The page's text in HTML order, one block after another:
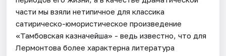
части мы взяли нетипичное для классика
сатирическо-юмористическое произведение
«Тамбовская казначейша» - ведь известно, что для
Лермонтова более характерна литература